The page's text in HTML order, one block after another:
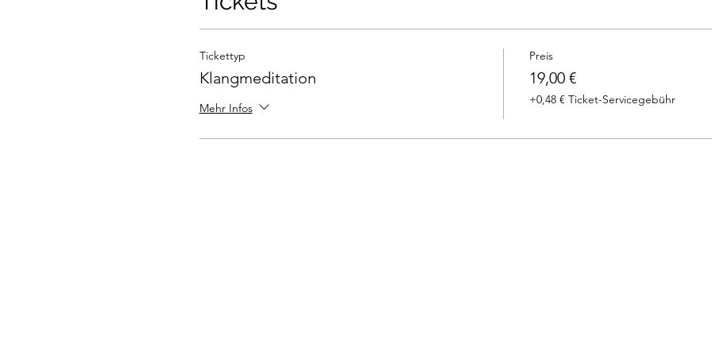
Tickettyp
Klangmeditation
Mehr Infos
Preis
19,00 €
+0,48 € Ticket-Servicegebühr